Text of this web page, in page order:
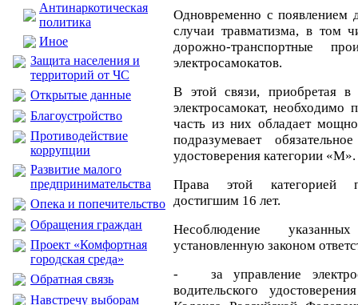
Антинаркотическая
политика
Иное
Защита населения и
территорий от ЧС
Открытые данные
Благоустройство
Противодействие
коррупции
Развитие малого
предпринимательства
Опека и попечительство
Обращения граждан
Проект «Комфортная
городская среда»
Обратная связь
Навстречу выборам
Одновременно с появлением
случаи травматизма, в том
дорожно-транспортные
электросамокатов.
В этой связи, приобретая в
электросамокат, необходимо
часть из них обладает
подразумевает
удостоверения категории «М».
Права этой категорией
достигшим 16 лет.
Несоблюдение
установленную законом
- за управление
водительского